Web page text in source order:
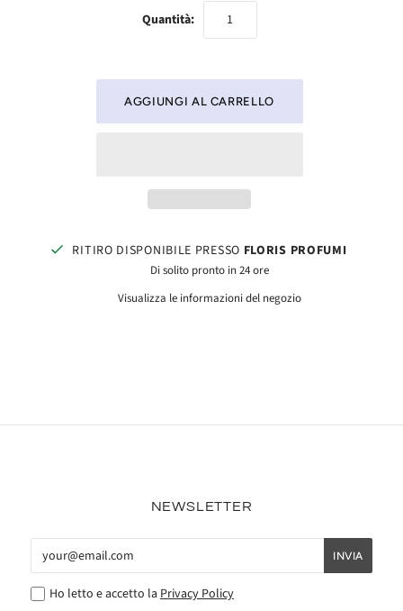
Quantità:
RITIRO DISPONIBILE PRESSO FLORIS PROFUMI
Di solito pronto in 24 ore
Visualizza le informazioni del negozio
NEWSLETTER
Ho letto e accetto la Privacy Policy